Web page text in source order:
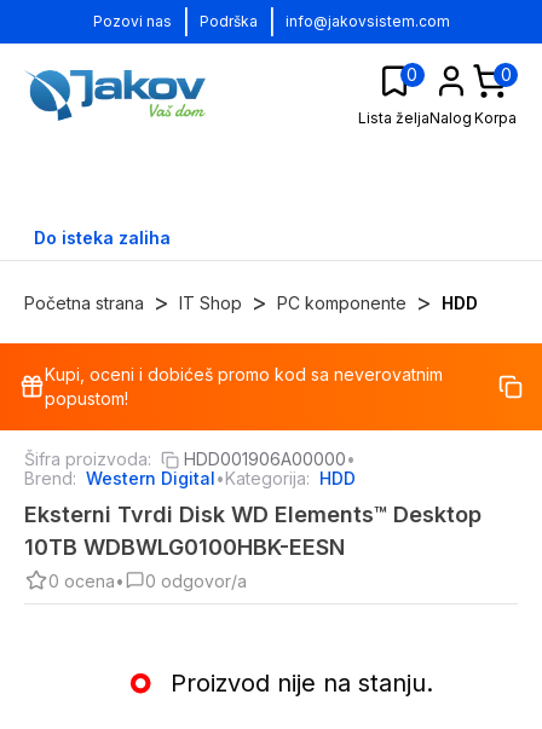
Pozovi nas Podrška info@jakovsistem.com
0
Lista željaNalog
0
Korpa
Do isteka zaliha
Početna strana > IT Shop > PC komponente > HDD
%
Kupi, oceni i dobićeš promo kod sa neverovatnim
popustom!
Šifra proizvoda: HDD001906A00000•
Brend: Western Digital•Kategorija: HDD
Eksterni Tvrdi Disk WD Elements™ Desktop
10TB WDBWLG0100HBK-EESN
0 ocena• 0 odgovor/a
Proizvod nije na stanju.